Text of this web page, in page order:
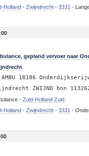
Holland - Zwijndrecht- 3331 -
gepland vervoer naar
AMBU 18186
ZWIJND bon
- Zuid-Holland Zuid
Holland - Zwijndrecht- 3331 -